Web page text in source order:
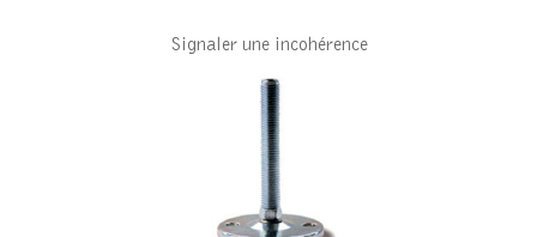
Signaler une incohérence